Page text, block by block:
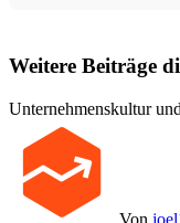
Weitere Beiträge
Unternehmenskultur
Von